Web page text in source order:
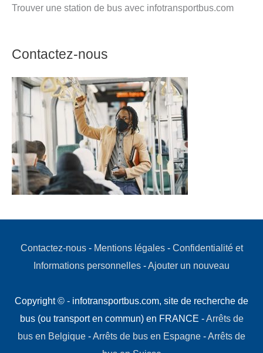
Trouver une station de bus avec infotransportbus.com
Contactez-nous
Contactez-nous- Mentions légales- Confidentialité et
Informations personnelles -Ajouter un nouveau
Copyright © - infotransportbus.com, site de recherche de
bus (ou transport en commun) en FRANCE -Arrêts de
bus en Belgique -Arrêts de bus en Espagne -Arrêts de